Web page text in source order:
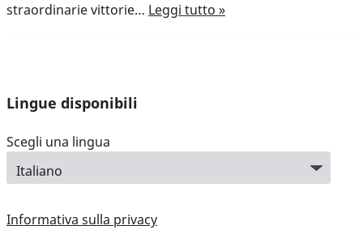
straordinarie vittorie… Leggi tutto »
Lingue disponibili
Scegli una lingua
Informativa sulla privacy